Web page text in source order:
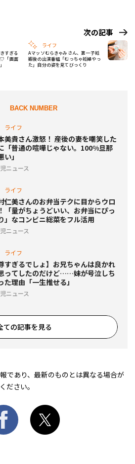
すぎる
♡「画面
次の記事
ライフ
Aマッソむらきゃみさん、第一子妊
娠後の出演番組「むっちゃ妊婦やっ
た」自分の姿を見てびっくり
BACK NUMBER
ライフ
美貴さん激怒！ 産後の妻を嘲笑した
「普通の喧嘩じゃない。100%旦那
い」
ニュース
ライフ
仁美さんのお弁当テクに目からウロ
「量がちょうどいい、お弁当にぴっ
」なコンビニ総菜をフル活用
ニュース
ライフ
尊すぎるでしょ】お兄ちゃんは良かれ
ってしたのだけど……妹が号泣しち
た理由「一生推せる」
ニュース
ての記事を見る
であり、最新のものとは異なる場合が
ださい。